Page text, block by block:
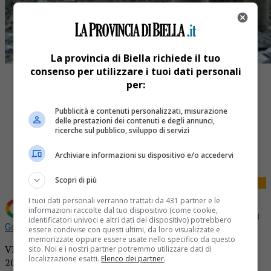
Tweet
Aggiungi La Provincia di Biella come Fonte preferita su
Google
VIGLIANO Sono trascorsi ventitré anni da quel 9 gennaio
2001, quando il rogo al reparto carderia della Pettinatura
La provincia di Biella richiede il tuo
consenso per utilizzare i tuoi dati personali
per:
Pubblicità e contenuti personalizzati, misurazione
delle prestazioni dei contenuti e degli annunci,
ricerche sul pubblico, sviluppo di servizi
Archiviare informazioni su dispositivo e/o accedervi
Scopri di più
I tuoi dati personali verranno trattati da 431 partner e le
informazioni raccolte dal tuo dispositivo (come cookie,
identificatori univoci e altri dati del dispositivo) potrebbero
essere condivise con questi ultimi, da loro visualizzate e
memorizzate oppure essere usate nello specifico da questo
sito. Noi e i nostri partner potremmo utilizzare dati di
localizzazione esatti. Elenco dei partner.